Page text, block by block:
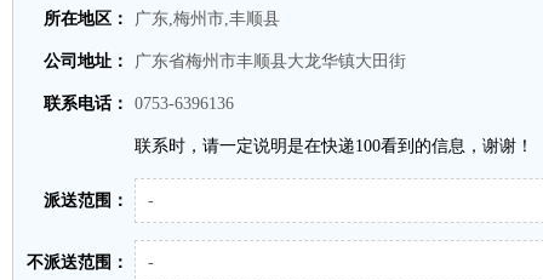
所在地区： 广东,梅州市,丰顺县
公司地址： 广东省梅州市丰顺县大龙华镇大田街
联系电话： 0753-6396136
联系时，请一定说明是在快递100看到的信息，谢谢！
派送范围： -
不派送范围： -